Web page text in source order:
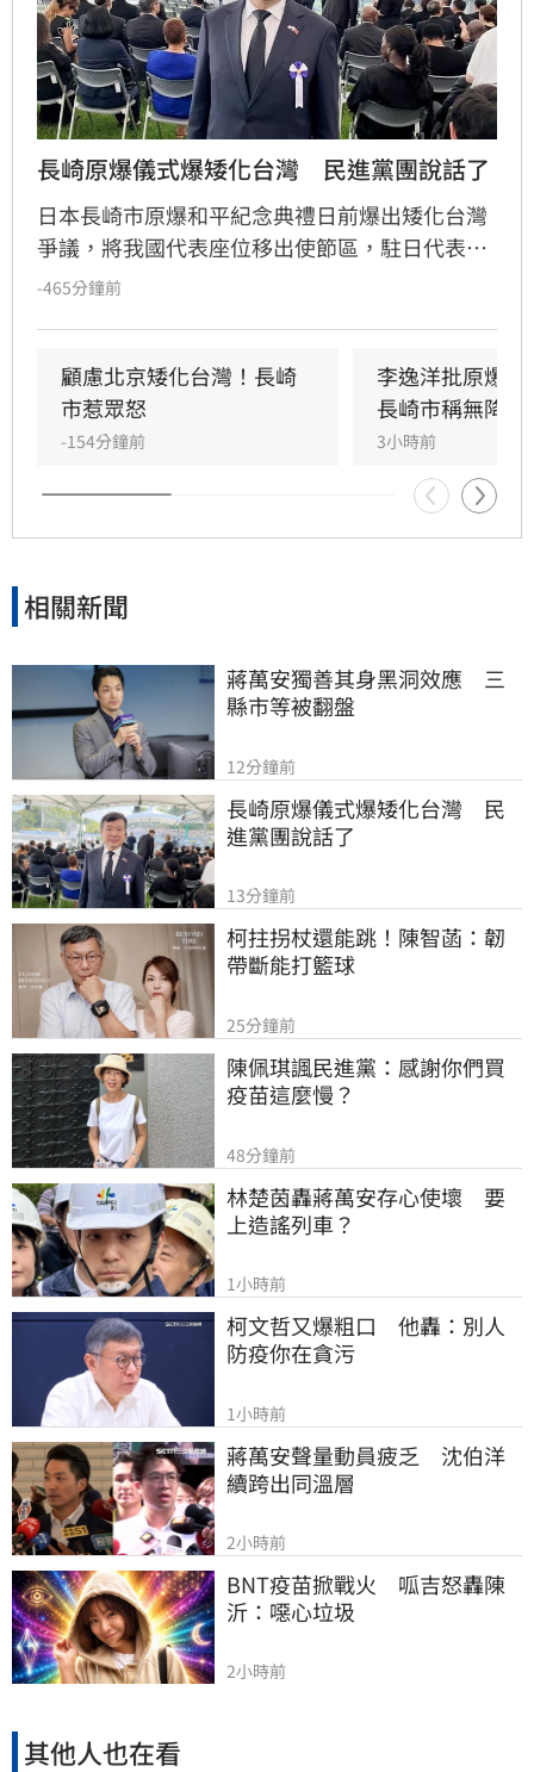
長崎原爆儀式爆矮化台灣　民進黨團說話了
日本長崎市原爆和平紀念典禮日前爆出矮化台灣
爭議，將我國代表座位移出使節區，駐日代表李
逸洋為捍衛國格拒絕出席。民進黨團對此表達嚴
期互為命運共同體，台日民間友誼深厚且交流密
切，不會因此次個案動搖雙邊關係。
-465分鐘前
顧慮北京矮化台灣！長崎
市惹眾怒
-154分鐘前
李逸洋批原爆
長崎市稱無降格
3小時前
相關新聞
蔣萬安獨善其身黑洞效應　三
縣市等被翻盤
12分鐘前
長崎原爆儀式爆矮化台灣　民
進黨團說話了
13分鐘前
柯拄拐杖還能跳！陳智菡：韌
帶斷能打籃球
25分鐘前
陳佩琪諷民進黨：感謝你們買
疫苗這麼慢？
48分鐘前
林楚茵轟蔣萬安存心使壞　要
上造謠列車？
1小時前
柯文哲又爆粗口　他轟：別人
防疫你在貪污
1小時前
蔣萬安聲量動員疲乏　沈伯洋
續跨出同溫層
2小時前
BNT疫苗掀戰火　呱吉怒轟陳
沂：噁心垃圾
2小時前
其他人也在看